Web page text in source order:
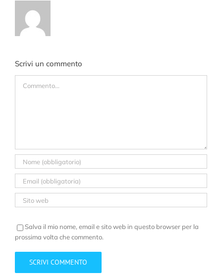
Scrivi un commento
Salva il mio nome, email e sito web in questo browser per la
prossima volta che commento.